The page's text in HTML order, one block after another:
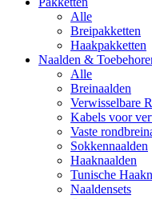
Alle
Breipakketten
Haakpakketten
Naalden &
Alle
Breinaalden
Verwisselbare
Kabels voor
Vaste
Sokkennaalden
Haaknaalden
Tunische
Naaldensets